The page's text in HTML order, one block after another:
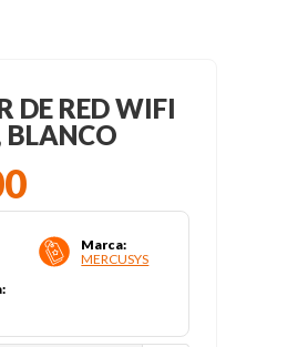
DE RED WIFI
Marca:
MERCUSYS
: